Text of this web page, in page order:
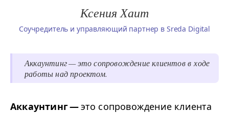
Ксения Хаит
Соучредитель и управляющий партнер в Sreda Digital
Аккаунтинг — это сопровождение клиентов в ходе
работы над проектом.
Аккаунтинг —это сопровождение клиента